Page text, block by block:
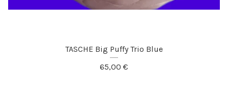
TASCHE Big Puffy Trio Blue
65,00 €